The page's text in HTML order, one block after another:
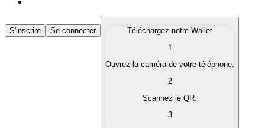
Acheter des Cryptomonnaies
Achetez les cryptomonnaies qui vous intéressent
Convertissez vos cryptomonnaies en monnaie
S'inscrire Se connecter
Téléchargez notre Wallet
1
Ouvrez la caméra de votre téléphone.
2
Scannez le QR.
3